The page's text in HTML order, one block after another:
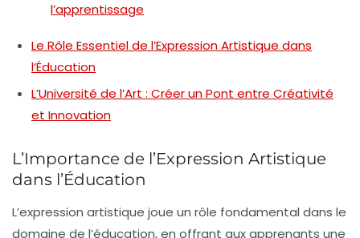
l’apprentissage
Le Rôle Essentiel de l’Expression Artistique dans
l’Éducation
L’Université de l’Art : Créer un Pont entre Créativité
et Innovation
L’Importance de l’Expression Artistique
dans l’Éducation
L’expression artistique joue un rôle fondamental dans le
domaine de l’éducation, en offrant aux apprenants une